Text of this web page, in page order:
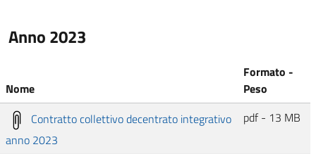
Anno 2023
Nome
Formato -
Peso
Contratto collettivo decentrato integrativo
anno 2023
pdf - 13 MB